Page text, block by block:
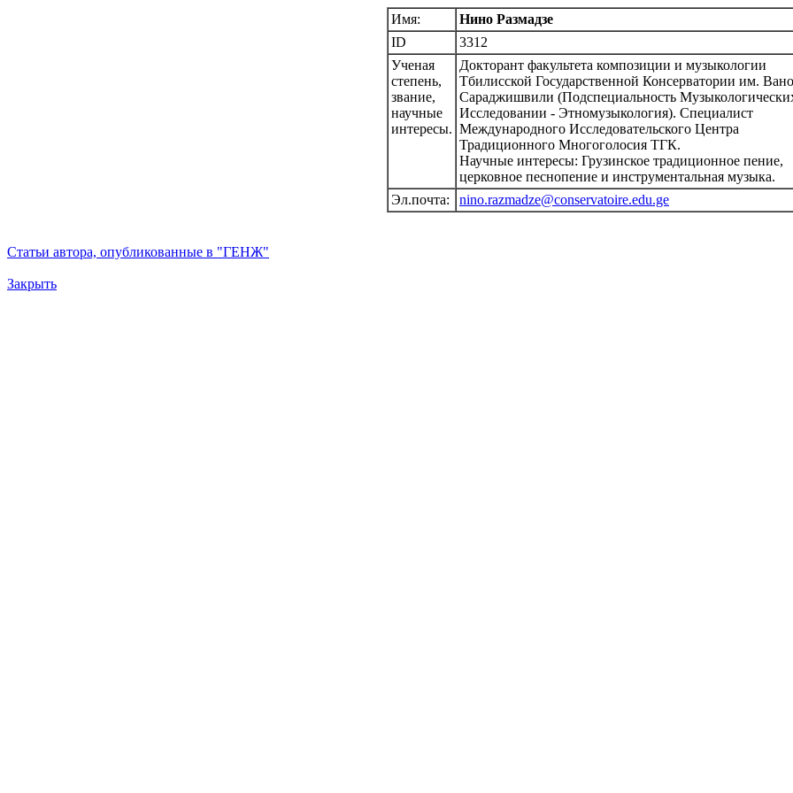
Имя:
Нино Размадзе
ID
3312
Ученая
степень,
звание,
научные
интересы.
Докторант факультета композиции и музыкологии
Тбилисской Государственной Консерватории им. Вано
Сараджишвили (Подспециальность
Исследовании - Этномузыкология). Специалист
Международного Исследовательского Центра
Традиционного Многоголосия ТГК.
Научные интересы: Грузинское традиционное пение,
церковное песнопение и инструментальная музыка.
Эл.почта:
nino.razmadze@conservatoire.edu.ge
Статьи автора, опубликованные в "ГЕНЖ"
Закрыть